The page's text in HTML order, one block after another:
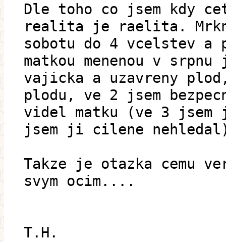
Dle toho co jsem kdy
realita je raelita.
sobotu do 4 vcelstev a
matkou menenou v srpnu
vajicka a uzavreny
plodu, ve 2 jsem
videl matku (ve 3
jsem ji cilene
Takze je otazka cemu
svym ocim....
T.H.